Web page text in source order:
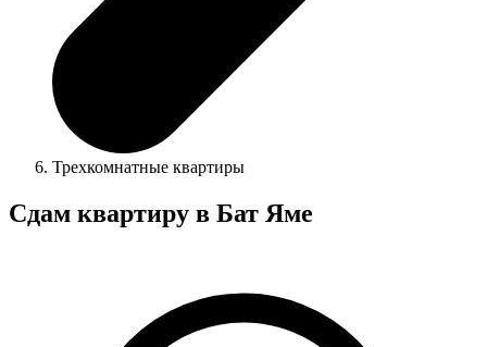
Трехкомнатные квартиры
Сдам квартиру в Бат Яме